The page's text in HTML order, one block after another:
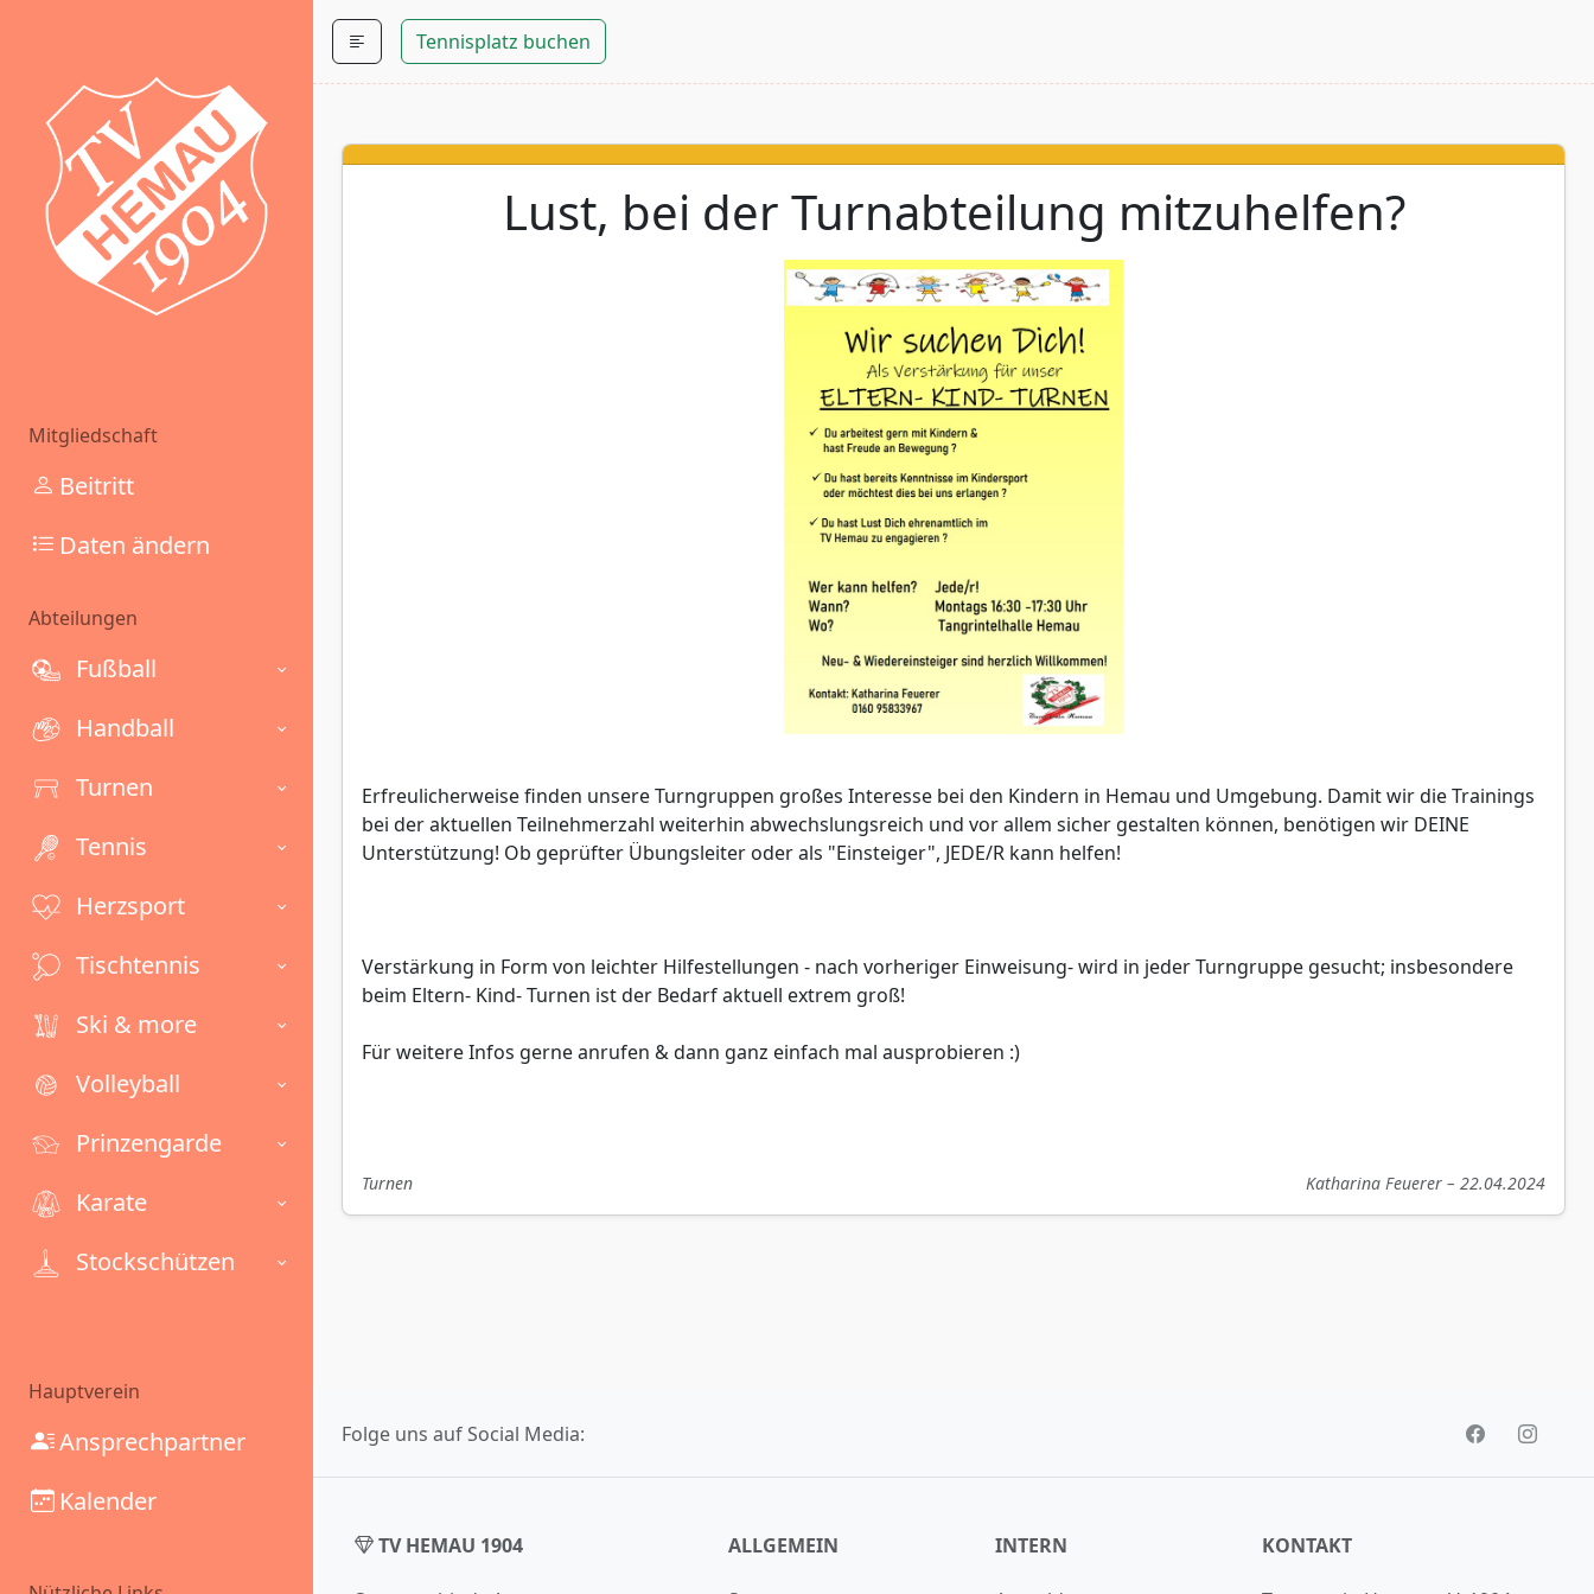
Mitgliedschaft
Beitritt
Daten ändern
Abteilungen
Fußball
Handball
Turnen
Tennis
Herzsport
Tischtennis
Ski & more
Volleyball
Prinzengarde
Karate
Stockschützen
Hauptverein
Ansprechpartner
Kalender
Tennisplatz buchen
Lust, bei der Turnabteilung mitzuhelfen?
Erfreulicherweise finden unsere Turngruppen großes Interesse bei den Kindern in Hemau und Umgebung. Damit wir die Trainings
bei der aktuellen Teilnehmerzahl weiterhin abwechslungsreich und vor allem sicher gestalten können, benötigen wir DEINE
Unterstützung! Ob geprüfter Übungsleiter oder als "Einsteiger", JEDE/R kann helfen!
Verstärkung in Form von leichter Hilfestellungen - nach vorheriger Einweisung- wird in jeder Turngruppe gesucht; insbesondere
beim Eltern- Kind- Turnen ist der Bedarf aktuell extrem groß!
Für weitere Infos gerne anrufen & dann ganz einfach mal ausprobieren :)
Turnen Katharina Feuerer – 22.04.2024
Folge uns auf Social Media:
TV HEMAU 1904 ALLGEMEIN INTERN KONTAKT